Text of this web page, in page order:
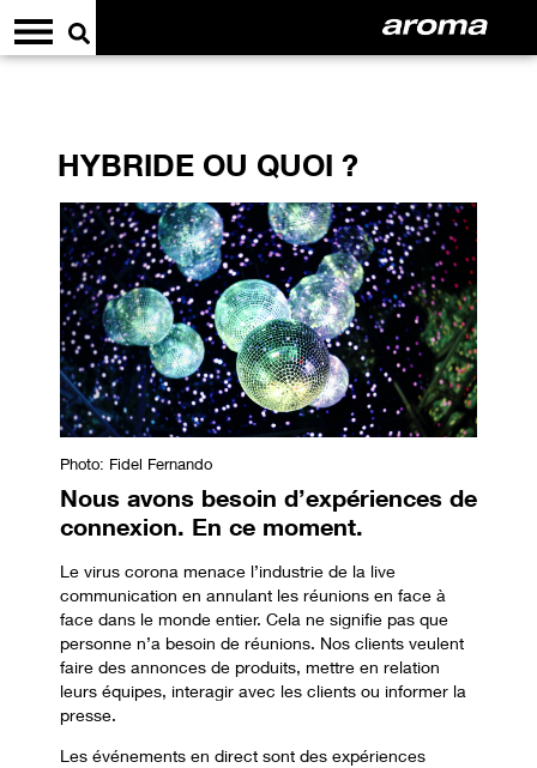
HYBRIDE OU QUOI ?
Photo: Fidel Fernando
Nous avons besoin d’expériences de
connexion. En ce moment.
Le virus corona menace l’industrie de la live
communication en annulant les réunions en face à
face dans le monde entier. Cela ne signifie pas que
personne n’a besoin de réunions. Nos clients veulent
faire des annonces de produits, mettre en relation
leurs équipes, interagir avec les clients ou informer la
presse.
Les événements en direct sont des expériences